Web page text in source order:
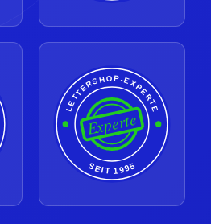
LETTERSHOP-EXPERTE
SEIT 1995
Experte